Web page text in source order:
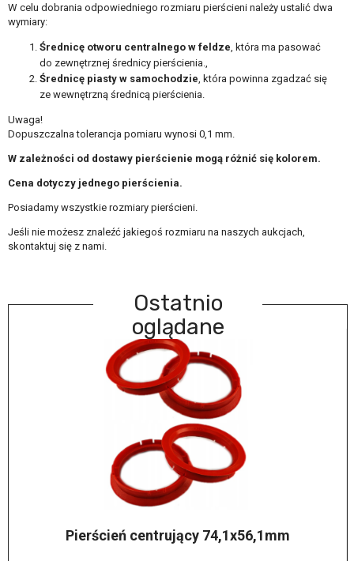
W celu dobrania odpowiedniego rozmiaru pierścieni należy ustalić dwa
wymiary:
Średnicę otworu centralnego w feldze , która ma pasować
do zewnętrznej średnicy pierścienia.,
Średnicę piasty w samochodzie , która powinna zgadzać się
ze wewnętrzną średnicą pierścienia.
Uwaga!
Dopuszczalna tolerancja pomiaru wynosi 0,1 mm.
W zależności od dostawy pierścienie mogą różnić się kolorem.
Cena dotyczy jednego pierścienia.
Posiadamy wszystkie rozmiary pierścieni.
Jeśli nie możesz znaleźć jakiegoś rozmiaru na naszych aukcjach,
skontaktuj się z nami.
Ostatnio
oglądane
Pierścień centrujący 74,1x56,1mm